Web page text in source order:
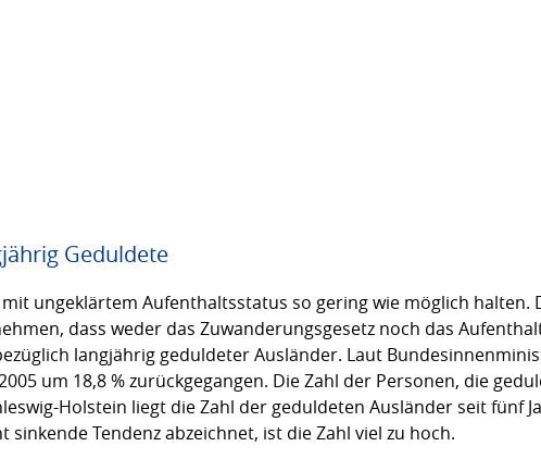
Geduldete
mit ungeklärtem Aufenthaltsstatus so gering wie möglich halten.
dass weder das Zuwanderungsgesetz noch das
langjährig geduldeter Ausländer. Laut
um 18,8 % zurückgegangen. Die Zahl der Personen, die
Holstein liegt die Zahl der geduldeten Ausländer seit fünf
sinkende Tendenz abzeichnet, ist die Zahl viel zu hoch.